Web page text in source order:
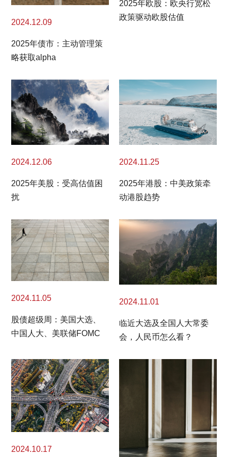
2024.12.09
2025年债市：主动管理策
略获取alpha
2025年欧股：欧央行宽松
政策驱动欧股估值
2024.12.06
2025年美股：受高估值困
扰
2024.11.25
2025年港股：中美政策牵
动港股趋势
2024.11.05
股债超级周：美国大选、
中国人大、美联储FOMC
2024.11.01
临近大选及全国人大常委
会，人民币怎么看？
2024.10.17